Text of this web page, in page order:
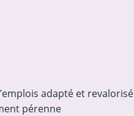
adapté et revalorisé
pérenne